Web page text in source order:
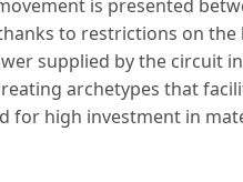
is presented
to restrictions on
supplied by the circuit
archetypes that
for high investment in